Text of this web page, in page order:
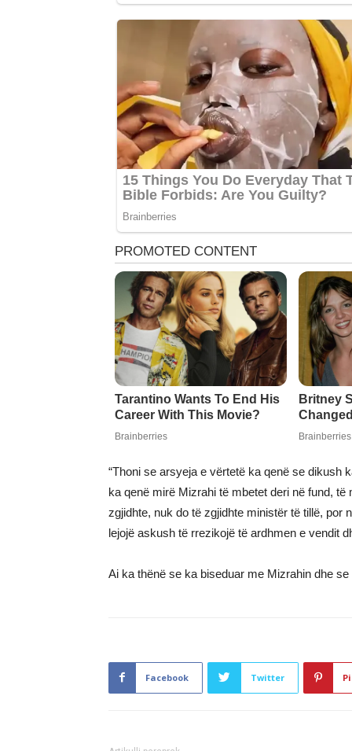
“Thoni se arsyeja e vërtetë ka qenë se dikush
ka qenë mirë Mizrahi të mbetet deri në fund,
zgjidhte, nuk do të zgjidhte ministër të tillë, por
lejojë askush të rrezikojë të ardhmen e vendit
Ai ka thënë se ka biseduar me Mizrahin dhe
Facebook Twitter